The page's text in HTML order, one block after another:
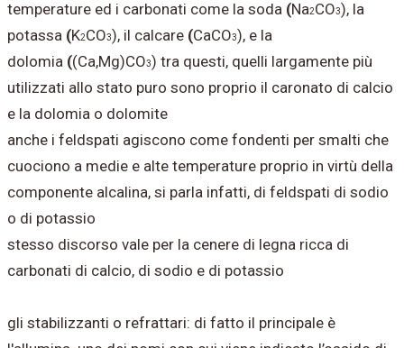
temperature ed i carbonati come la soda (Na2CO3), la
potassa (K2CO3), il calcare (CaCO3), e la
dolomia ((Ca,Mg)CO3) tra questi, quelli largamente più
utilizzati allo stato puro sono proprio il caronato di calcio
e la dolomia o dolomite
anche i feldspati agiscono come fondenti per smalti che
cuociono a medie e alte temperature proprio in virtù della
componente alcalina, si parla infatti, di feldspati di sodio
o di potassio
stesso discorso vale per la cenere di legna ricca di
carbonati di calcio, di sodio e di potassio
gli stabilizzanti o refrattari: di fatto il principale è